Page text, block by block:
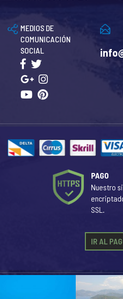
MEDIOS DE
COMUNICACIÓN
SOCIAL
PAGO
Nuestro
SSL.
IR AL